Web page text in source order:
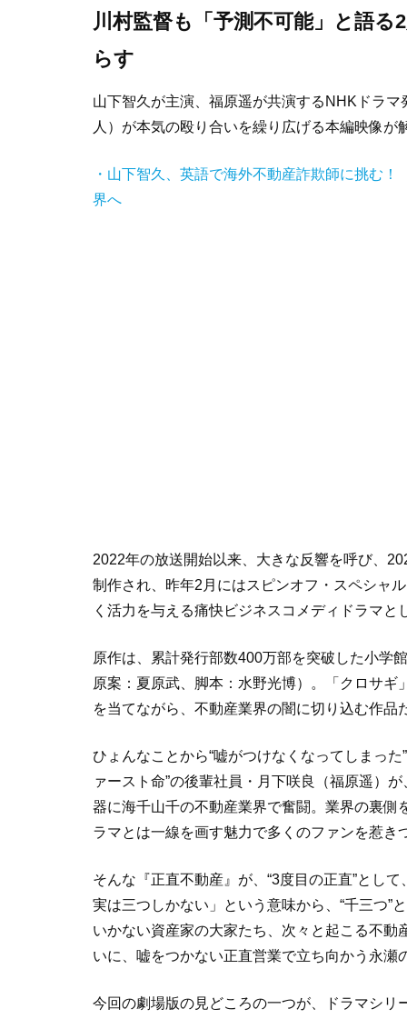
川村監督も「予測不可能」と語
らす
山下智久が主演、福原遥が共演するNHKドラ
人）が本気の殴り合いを繰り広げる本編映像が
・山下智久、英語で海外不動産詐欺師に挑む
界へ
2022年の放送開始以来、大きな反響を呼び、
制作され、昨年2月にはスピンオフ・スペシャ
く活力を与える痛快ビジネスコメディドラマ
原作は、累計発行部数400万部を突破した小学
原案：夏原武、脚本：水野光博）。「クロサ
を当てながら、不動産業界の闇に切り込む作品
ひょんなことから“嘘がつけなくなってしまっ
ァースト命”の後輩社員・月下咲良（福原遥）
器に海千山千の不動産業界で奮闘。業界の裏
ラマとは一線を画す魅力で多くのファンを惹き
そんな『正直不動産』が、“3度目の正直”とし
実は三つしかない」という意味から、“千三つ”
いかない資産家の大家たち、次々と起こる不
いに、嘘をつかない正直営業で立ち向かう永
今回の劇場版の見どころの一つが、ドラマシ